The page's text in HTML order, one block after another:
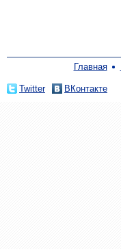
Главная
Twitter ВКонтакте